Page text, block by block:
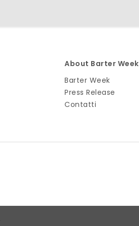
About Barter Week
Barter Week
Press Release
Contatti